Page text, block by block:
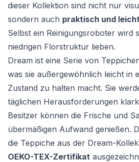
dieser Kollektion sind nicht nur
sondern auch praktisch und
Selbst ein Reinigungsroboter wird
niedrigen Florstruktur lieben.
Dream ist eine Serie von
was sie außergewöhnlich leicht in
Zustand zu halten macht. Sie
täglichen Herausforderungen
Besitzer können die Frische und
übermäßigen Aufwand genießen.
die Teppiche aus der Dream-
OEKO-TEX-Zertifikat